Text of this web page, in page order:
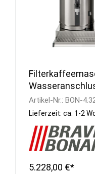
Artikel-Nr.: BON-
Lieferzeit: ca. 1-2
5.228,00 €*